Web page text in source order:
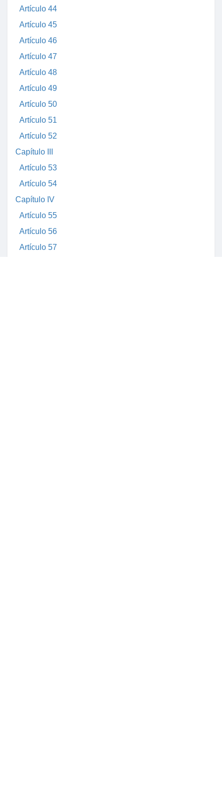
Artículo 44
Artículo 45
Artículo 46
Artículo 47
Artículo 48
Artículo 49
Artículo 50
Artículo 51
Artículo 52
Capítulo III
Artículo 53
Artículo 54
Capítulo IV
Artículo 55
Artículo 56
Artículo 57